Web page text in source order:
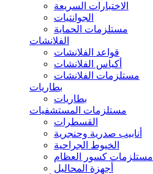
الاختبارات السريعة
الجوانتيات
مستلزمات الحماية
الفلانشات
قواعد الفلانشات
أكياس الفلانشات
مستلزمات الفلانشات
بطاريات
بطاريات
مستلزمات المستشفيات
القسطرات
أنابيب صدرية وحنجرية
الخيوط الجراحية
مستلزمات كسور العظام
أجهزة المحاليل